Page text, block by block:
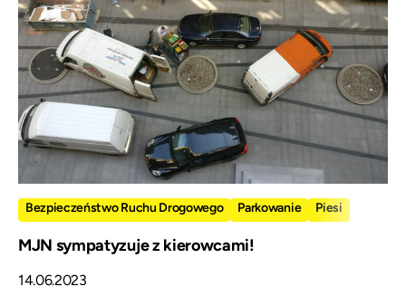
Bezpieczeństwo Ruchu Drogowego Parkowanie Piesi
MJN sympatyzuje z kierowcami!
14.06.2023